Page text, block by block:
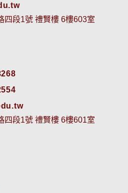
四段1號 禮賢樓 6樓603室
四段1號 禮賢樓 6樓601室